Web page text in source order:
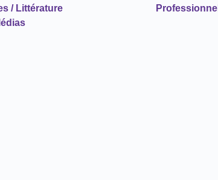
/ Littérature